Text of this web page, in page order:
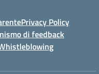
Privacy Policy
di feedback